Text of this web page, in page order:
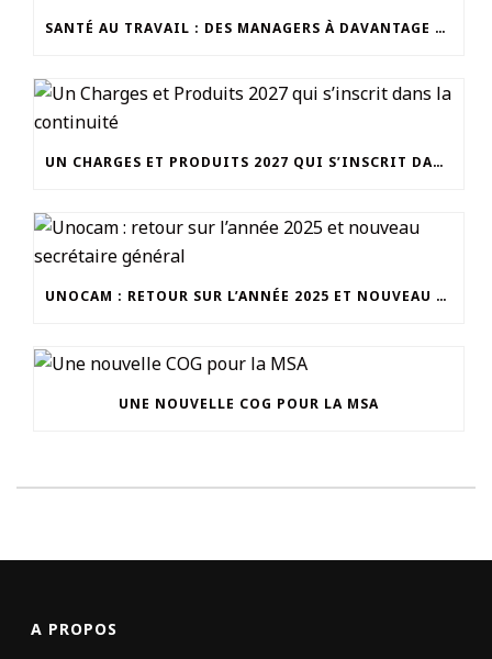
SANTÉ AU TRAVAIL : DES MANAGERS À DAVANTAGE OUTILLER
UN CHARGES ET PRODUITS 2027 QUI S’INSCRIT DANS LA CONTINUITÉ
UNOCAM : RETOUR SUR L’ANNÉE 2025 ET NOUVEAU SECRÉTAIRE GÉNÉRAL
UNE NOUVELLE COG POUR LA MSA
A PROPOS